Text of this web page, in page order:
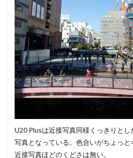
U20 Plusは近接写真同様くっきりと
写真となっている。色合いがちょっと
近接写真ほどのくどさは無い。